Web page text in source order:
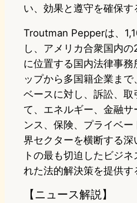
い、効果と遵守を確保す
Troutman Pepperは、
し、アメリカ合衆国内
に位置する国内法律事
ップから多国籍企業ま
ベースに対し、訴訟、取
て、エネルギー、金融
ンス、保険、プライベ
界セクターを横断する
トの最も切迫したビジ
れた法的解決策を提供す
【ニュース解説】